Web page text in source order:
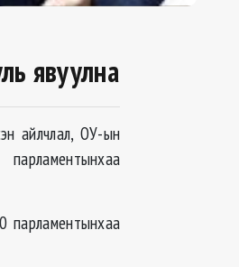
явуулна
айлчлал, ОУ-ын
парламентынхаа